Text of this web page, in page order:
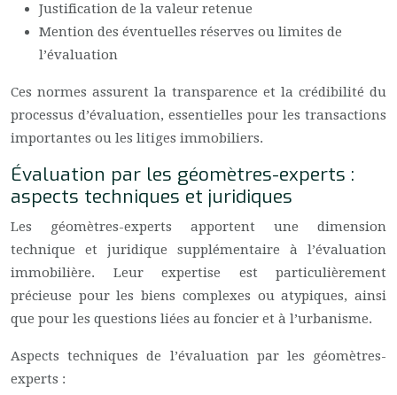
Justification de la valeur retenue
Mention des éventuelles réserves ou limites de
l’évaluation
Ces normes assurent la transparence et la crédibilité du
processus d’évaluation, essentielles pour les transactions
importantes ou les litiges immobiliers.
Évaluation par les géomètres-experts :
aspects techniques et juridiques
Les géomètres-experts apportent une dimension
technique et juridique supplémentaire à l’évaluation
immobilière. Leur expertise est particulièrement
précieuse pour les biens complexes ou atypiques, ainsi
que pour les questions liées au foncier et à l’urbanisme.
Aspects techniques de l’évaluation par les géomètres-
experts :